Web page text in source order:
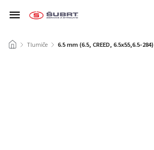
/ Tlumiče / 6.5 mm (6.5, CREED, 6.5x55,6.5-284)